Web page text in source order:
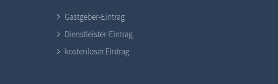
Gastgeber-Eintrag
Dienstleister-Eintrag
kostenloser Eintrag